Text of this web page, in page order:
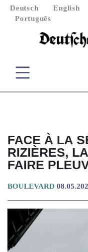
Deutsch English
Português
FACE À LA
RIZIÈRES,
FAIRE
BOULEVARD